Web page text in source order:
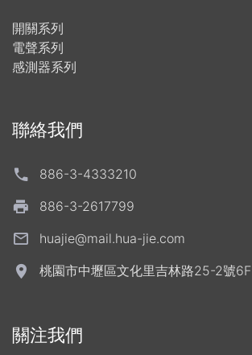
開關系列
電聲系列
感測器系列
聯絡我們
886-3-4333210
886-3-2617799
huajie@mail.hua-jie.com
桃園市中壢區文化里吉林路25-2號6F
關注我們